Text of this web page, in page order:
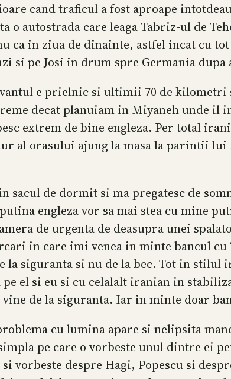
cand traficul a fost aproape
o autostrada care leaga Tabriz-ul de
ca in ziua de dinainte, astfel incat cu
si pe Josi in drum spre Germania
vantul e prielnic si ultimii 70 de
decat planuiam in Miyaneh unde il
extrem de bine engleza. Per total
al orasului ajung la masa la parintii
sacul de dormit si ma pregatesc de
engleza vor sa mai stea cu mine
de urgenta de deasupra unei
in care imi venea in minte bancul cu
la siguranta si nu de la bec. Tot in
el si eu si cu celalalt iranian in
vine de la siguranta. Iar in minte doar
cu lumina apare si nelipsita
pe care o vorbeste unul dintre ei
vorbeste despre Hagi, Popescu si